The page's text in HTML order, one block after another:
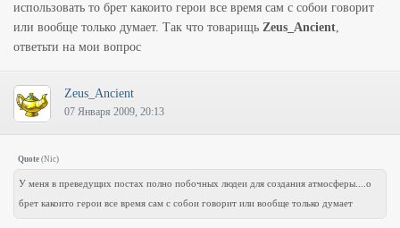
использовать то брет какоито герои все время сам с собои говорит
или вообще только думает. Так что товарищь Zeus_Ancient,
ответьти на мои вопрос
Zeus_Ancient
07 Января 2009, 20:13
Quote (Nic)
У меня в преведущих постах полно побочных людеи для создания атмосферы....о
брет какоито герои все время сам с собои говорит или вообще только думает